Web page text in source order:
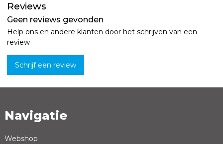
Reviews
Geen reviews gevonden
Help ons en andere klanten door het schrijven van een
review
Schrijf een review
Naam *
Navigatie
Webshop